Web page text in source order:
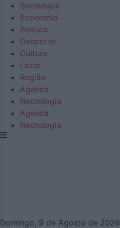
Sociedade
Economia
Política
Desporto
Cultura
Lazer
Região
Agenda
Necrologia
Agenda
Necrologia
Domingo, 9 de Agosto de 2026